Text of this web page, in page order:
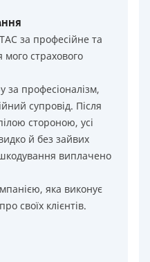
за професійне та
страхового
за професіоналізм,
супровід. Після
стороною, усі
й без зайвих
виплачено
яка виконує
своїх клієнтів.